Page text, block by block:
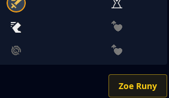
Zoe Runy